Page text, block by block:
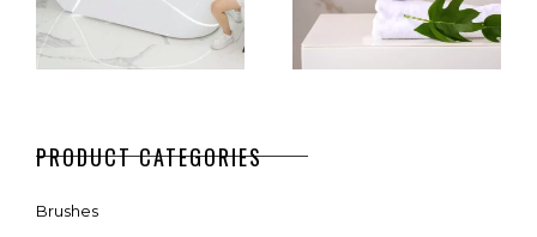
1.790,00
AJOUTER AU PANIER
HEAD SPA
PRODUCT CATEGORIES
Brushes